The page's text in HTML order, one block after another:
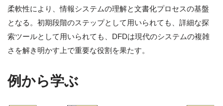
柔軟性により、情報システムの理解と文書化プロセスの基盤
となる。初期段階のステップとして用いられても、詳細な探
索ツールとして用いられても、DFDは現代のシステムの複雑
さを解き明かす上で重要な役割を果たす。
例から学ぶ